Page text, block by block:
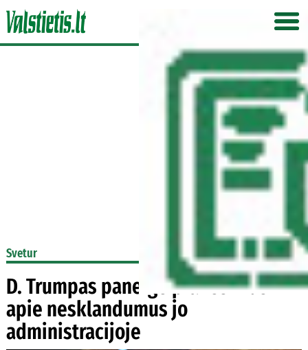
Svetur
D. Trumpas paneigė pranešimus
apie nesklandumus jo
administracijoje